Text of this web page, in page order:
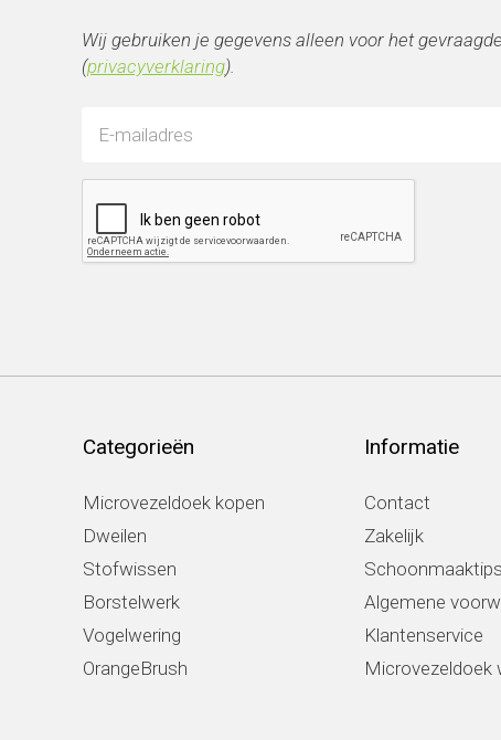
Wij gebruiken je gegevens alleen voor het
(privacyverklaring).
Categorieën
Microvezeldoek kopen
Dweilen
Stofwissen
Borstelwerk
Vogelwering
OrangeBrush
Informatie
Contact
Zakelijk
Schoonmaaktips
Algemene
Klantenservice
Microvezeldoek